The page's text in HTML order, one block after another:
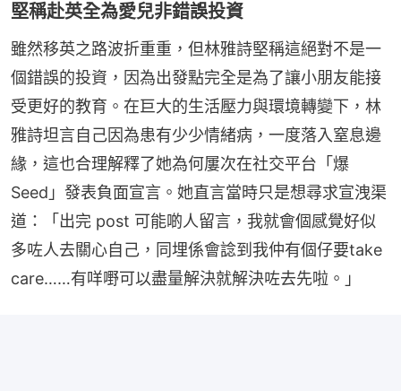
堅稱赴英全為愛兒非錯誤投資
雖然移英之路波折重重，但林雅詩堅稱這絕對不是一
個錯誤的投資，因為出發點完全是為了讓小朋友能接
受更好的教育。在巨大的生活壓力與環境轉變下，林
雅詩坦言自己因為患有少少情緒病，一度落入窒息邊
緣，這也合理解釋了她為何屢次在社交平台「爆
Seed」發表負面宣言。她直言當時只是想尋求宣洩渠
道：「出完 post 可能啲人留言，我就會個感覺好似
多咗人去關心自己，同埋係會諗到我仲有個仔要take
care……有咩嘢可以盡量解決就解決咗去先啦。」